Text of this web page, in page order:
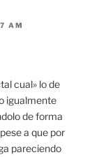
AM
cual» lo de
igualmente
de forma
a que por
pareciendo